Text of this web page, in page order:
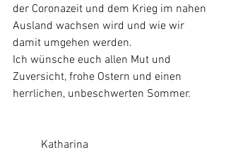
der Coronazeit und dem Krieg im nahen
Ausland wachsen wird und wie wir
damit umgehen werden.
Ich wünsche euch allen Mut und
Zuversicht, frohe Ostern und einen
herrlichen, unbeschwerten Sommer.
	Katharina